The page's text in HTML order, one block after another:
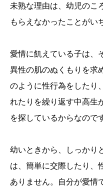
未熟な理由は、幼児のこ
もらえなかったことがい
愛情に飢えている子は、
異性の肌のぬくもりを求
のように性行為をしたり
れたりを繰り返す中高生
を探しているからなので
幼いときから、しっかり
は、簡単に交際したり、
ありません。自分が愛情